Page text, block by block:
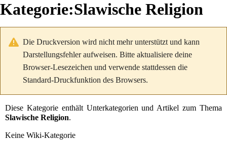
Kategorie:Slawische Religion
Die Druckversion wird nicht mehr unterstützt und kann
Darstellungsfehler aufweisen. Bitte aktualisiere deine
Browser-Lesezeichen und verwende stattdessen die
Standard-Druckfunktion des Browsers.
Diese Kategorie enthält Unterkategorien und Artikel zum Thema
Slawische Religion.
Keine Wiki-Kategorie